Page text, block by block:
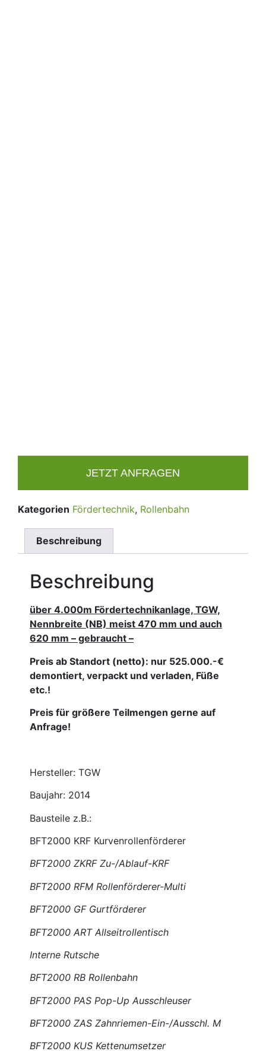
JETZT ANFRAGEN
Kategorien Fördertechnik, Rollenbahn
Beschreibung
Beschreibung
über 4.000m Fördertechnikanlage, TGW,
Nennbreite (NB) meist 470 mm und auch
620 mm – gebraucht –
Preis ab Standort (netto): nur 525.000.-€
demontiert, verpackt und verladen, Füße
etc.!
Preis für größere Teilmengen gerne auf
Anfrage!
Hersteller: TGW
Baujahr: 2014
Bausteile z.B.:
BFT2000 KRF Kurvenrollenförderer
BFT2000 ZKRF Zu-/Ablauf-KRF
BFT2000 RFM Rollenförderer-Multi
BFT2000 GF Gurtförderer
BFT2000 ART Allseitrollentisch
Interne Rutsche
BFT2000 RB Rollenbahn
BFT2000 PAS Pop-Up Ausschleuser
BFT2000 ZAS Zahnriemen-Ein-/Ausschl. M
BFT2000 KUS Kettenumsetzer